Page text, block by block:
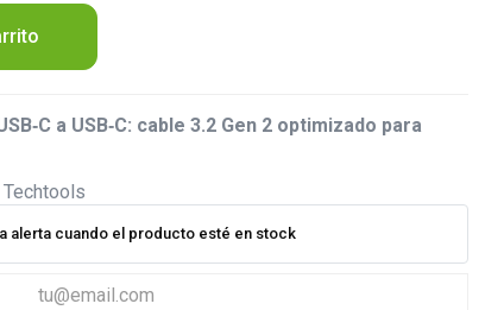
a USB‑C: cable 3.2 Gen 2 optimizado para
alerta cuando el producto esté en stock